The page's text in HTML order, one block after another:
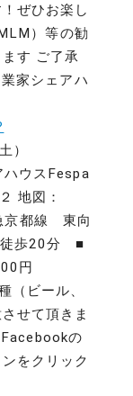
ぜひお楽し
）等の勧
す ご了承
家シェアハ
）
ウスFespa
地図：
都線 東向
歩20分 ■
円
（ビール、
せて頂きま
の
をクリック